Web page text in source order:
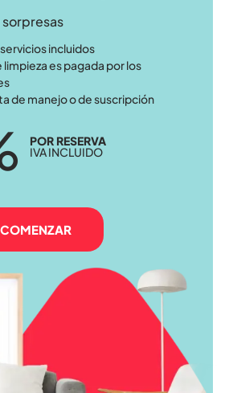
sorpresas
incluidos
limpieza es pagada por los
de manejo o de suscripción
POR RESERVA
IVA INCLUIDO